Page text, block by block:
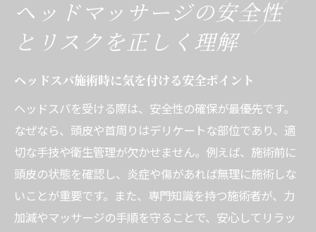
ヘッドマッサージの安全性
とリスクを正しく理解
ヘッドスパ施術時に気を付ける安全ポイント
ヘッドスパを受ける際は、安全性の確保が最優先です。
なぜなら、頭皮や首周りはデリケートな部位であり、適
切な手技や衛生管理が欠かせません。例えば、施術前に
頭皮の状態を確認し、炎症や傷があれば無理に施術しな
いことが重要です。また、専門知識を持つ施術者が、力
加減やマッサージの手順を守ることで、安心してリラッ